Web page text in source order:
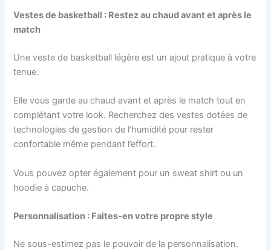
Vestes de basketball : Restez au chaud avant et après le
match
Une veste de basketball légère est un ajout pratique à votre
tenue.
Elle vous garde au chaud avant et après le match tout en
complétant votre look. Recherchez des vestes dotées de
technologies de gestion de l’humidité pour rester
confortable même pendant l’effort.
Vous pouvez opter également pour un sweat shirt ou un
hoodie à capuche.
Personnalisation : Faites-en votre propre style
Ne sous-estimez pas le pouvoir de la personnalisation.